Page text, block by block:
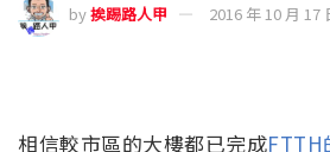
by挨踢路人甲 2016 年 10 月 17
相信較市區的大樓都已完成FTTH